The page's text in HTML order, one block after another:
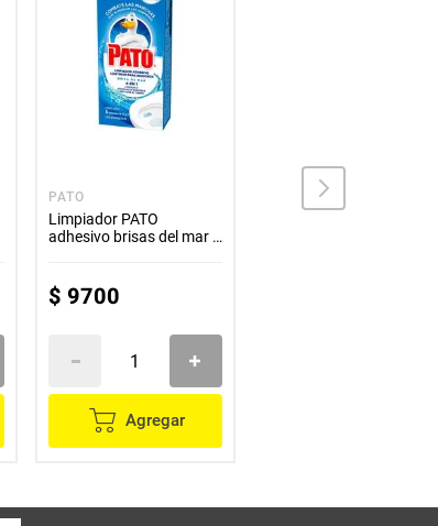
PATO
Limpiador PATO
adhesivo brisas del mar 3
$ 9700
Agregar